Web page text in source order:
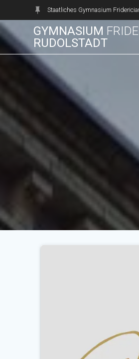
springen
Staatliches Gymnasium
GYMNASIUM
RUDOLSTADT